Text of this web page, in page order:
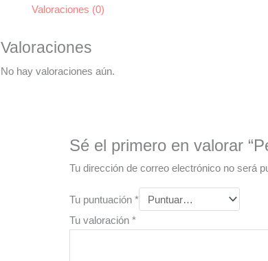
Valoraciones (0)
Valoraciones
No hay valoraciones aún.
Sé el primero en valorar
Tu dirección de correo electrónico no será
Tu puntuación*
Tu valoración*